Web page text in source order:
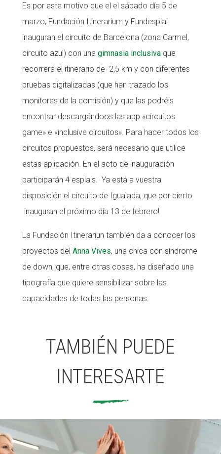
Es por este motivo que el el sábado día 5 de
marzo, Fundación Itinerarium y Fundesplai
inauguran el circuito de Barcelona (zona Carmel,
circuito azul) con una gimnasia inclusivaque
recorrerá el itinerario de 2,5 km y con diferentes
pruebas digitalizadas (que han trazado los
monitores de la comisión) y que las podréis
encontrar descargándoos las app «circuitos
game» e «inclusive circuitos». Para hacer todos los
circuitos propuestos, será necesario que utilice
estas aplicación. En el acto de inauguración
participarán 4 esplais. Ya está a vuestra
disposición el circuito de Igualada, que por cierto
inauguran el próximo día 13 de febrero!
La Fundación Itinerariun también da a conocer los
proyectos del Anna Vives, una chica con síndrome
de down, que, entre otras cosas, ha diseñado una
tipografía que quiere sensibilizar sobre las
capacidades de todas las personas.
TAMBIÉN PUEDE
INTERESARTE
Diari de la Fundació
Fundesplai als mitjans
COL·LABORA
Fes voluntariat
Fes un donatiu
Treballa amb nosaltres